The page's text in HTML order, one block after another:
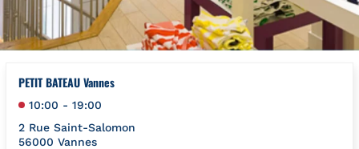
PETIT BATEAU Vannes
10:00 - 19:00
2 Rue Saint-Salomon
56000 Vannes